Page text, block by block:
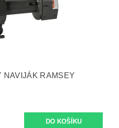
NAVIJÁK RAMSEY